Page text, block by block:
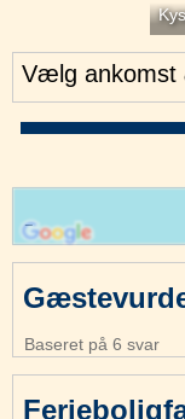
Vælg ankomst
Baseret på 6 svar